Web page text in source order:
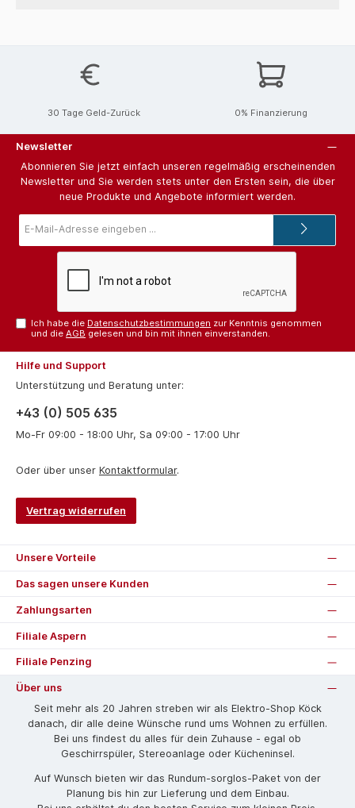
30 Tage Geld-Zurück 0% Finanzierung
Newsletter
Abonnieren Sie jetzt einfach unseren regelmäßig erscheinenden
Newsletter und Sie werden stets unter den Ersten sein, die über
neue Produkte und Angebote informiert werden.
Mail-
Ich habe die Datenschutzbestimmungen zur Kenntnis genommen
und dieAGB gelesen und bin mit ihnen einverstanden.
Hilfe und Support
Unterstützung und Beratung unter:
+43 (0) 505 635
Mo-Fr 09:00 - 18:00 Uhr, Sa 09:00 - 17:00 Uhr
Oder über unser Kontaktformular.
Vertrag widerrufen
Unsere Vorteile
Das sagen unsere Kunden
Zahlungsarten
Filiale Aspern
Filiale Penzing
Über uns
Seit mehr als 20 Jahren streben wir als Elektro-Shop Köck
danach, dir alle deine Wünsche rund ums Wohnen zu erfüllen.
Bei uns findest du alles für dein Zuhause - egal ob
Geschirrspüler, Stereoanlage oder Kücheninsel.
Auf Wunsch bieten wir das Rund­um-sorg­los-Pa­ket von der
Planung bis hin zur Lieferung und dem Einbau.